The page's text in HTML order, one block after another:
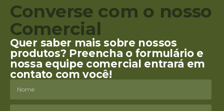
Converse com o nosso
Comercial
Quer saber mais sobre nossos
produtos? Preencha o formulário e
nossa equipe comercial entrará em
contato com você!